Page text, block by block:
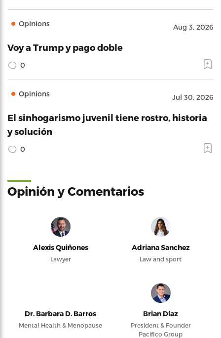
Opinions Aug 3, 2026
Voy a Trump y pago doble
0
Opinions Jul 30, 2026
El sinhogarismo juvenil tiene rostro, historia
y solución
0
Opinión y Comentarios
Alexis Quiñones
Lawyer
Adriana Sanchez
Law and sport
Dr. Barbara D. Barros
Mental Health & Menopause
Brian Díaz
President & Founder
Pacifico Group